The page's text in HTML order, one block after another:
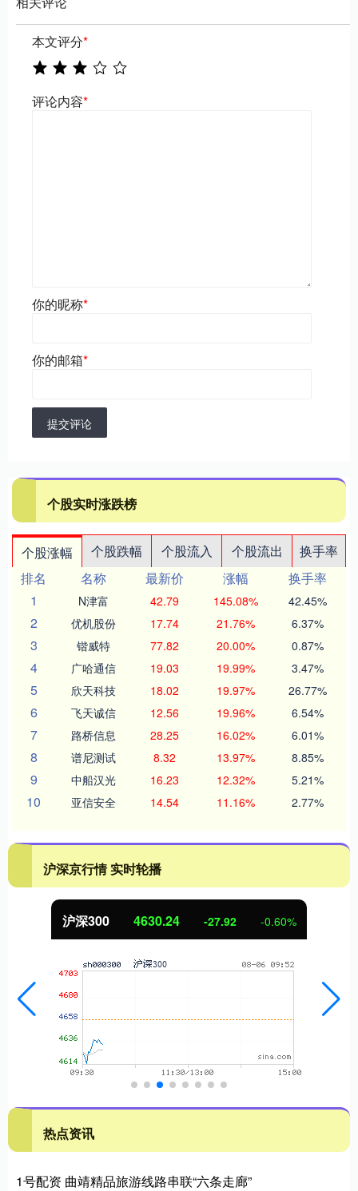
本文评分*
评论内容*
你的昵称*
你的邮箱*
提交评论
个股实时涨跌榜
个股涨幅 个股跌幅 个股流入 个股流出
换手率
排名
名称 最新价 涨幅
换手率
1
N津富 42.79 145.08% 42.45%
2 优机股份 17.74 21.76% 6.37%
3 锴威特 77.82 20.00% 0.87%
4 广哈通信 19.03 19.99% 3.47%
5 欣天科技 18.02 19.97% 26.77%
6 飞天诚信 12.56 19.96% 6.54%
7 路桥信息 28.25 16.02% 6.01%
8 谱尼测试 8.32 13.97% 8.85%
9 中船汉光 16.23 12.32% 5.21%
10 亚信安全 14.54 11.16% 2.77%
沪深京行情 实时轮播
北证50 1121.70 2.24 0.20%
热点资讯
1号配资 曲靖精品旅游线路串联“六条走廊”